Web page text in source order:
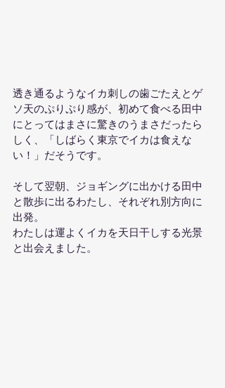
透き通るようなイカ刺しの歯ごたえとゲ
ソ天のぷりぷり感が、初めて食べる田中
にとってはまさに驚きのうまさだったら
しく、「しばらく東京でイカは食えな
い！」だそうです。
そして翌朝、ジョギングに出かける田中
と散歩に出るわたし、それぞれ別方向に
出発。
わたしは運よくイカを天日干しする光景
と出会えました。